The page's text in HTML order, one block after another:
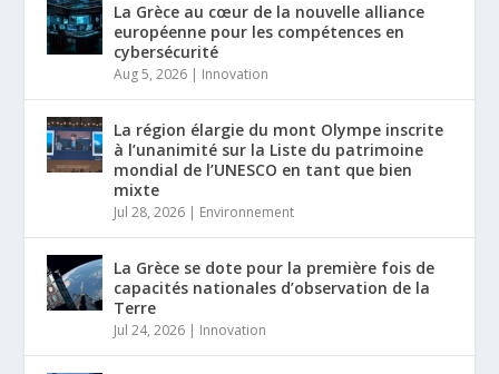
La Grèce au cœur de la nouvelle alliance
européenne pour les compétences en
cybersécurité
Aug 5, 2026 | Innovation
La région élargie du mont Olympe inscrite
à l’unanimité sur la Liste du patrimoine
mondial de l’UNESCO en tant que bien
mixte
Jul 28, 2026 | Environnement
La Grèce se dote pour la première fois de
capacités nationales d’observation de la
Terre
Jul 24, 2026 | Innovation